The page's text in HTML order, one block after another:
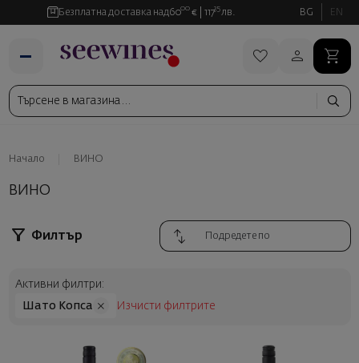
Безплатна доставка над6000 € 11735 лв. BG EN
Начало ВИНО
ВИНО
Филтър
Активни филтри:
Шато Копса
Изчисти филтрите